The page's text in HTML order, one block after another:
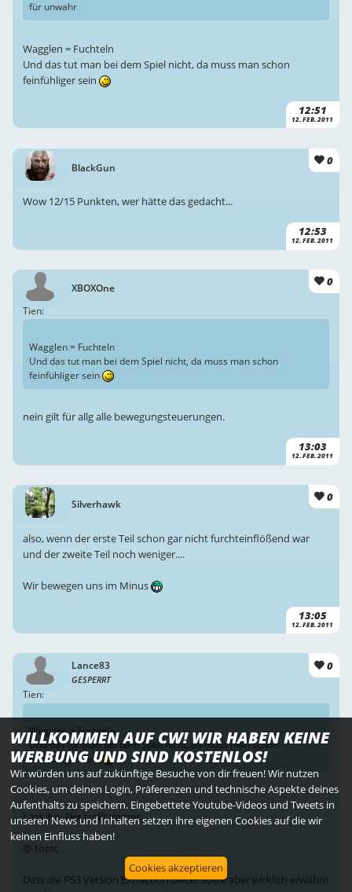
12:51
12. FEB. 2011
für unwahr
Wagglen = Fuchteln
Und das tut man bei dem Spiel nicht, da muss man schon
feinfühliger sein
BlackGun
0
12:53
12. FEB. 2011
Wow 12/15 Punkten, wer hätte das gedacht...
XBOXOne 0
13:03
12. FEB. 2011
Tien:
Wagglen = Fuchteln
Und das tut man bei dem Spiel nicht, da muss man schon
feinfühliger sein
nein gilt für allg alle bewegungsteuerungen.
Silverhawk
0
13:05
12. FEB. 2011
also, wenn der erste Teil schon gar nicht furchteinflößend war
und der zweite Teil noch weniger....
Wir bewegen uns im Minus
Lance83
GESPERRT
0
Tien:
Wagglen = Fuchteln
Und das tut man bei dem Spiel nicht, da muss man schon
feinfühliger sein
Lass ihn. Der trollt immer.
@ topic
Dass die PS3 Version Extraction bietet sollte aber wirklich erwähnt
WILLKOMMEN AUF CW! WIR HABEN KEINE
WERBUNG UND SIND KOSTENLOS!
Wir würden uns auf zukünftige Besuche von dir freuen! Wir nutzen
Cookies, um deinen Login, Präferenzen und technische Aspekte deines
Aufenthalts zu speichern. Eingebettete Youtube-Videos und Tweets in
unseren News und Inhalten setzen ihre eigenen Cookies auf die wir
keinen Einfluss haben!
Cookies akzeptieren